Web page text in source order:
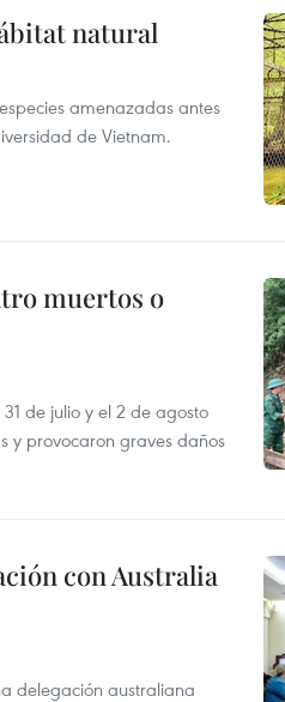
natural
amenazadas antes
de Vietnam.
muertos o
de julio y el 2 de agosto
y provocaron graves daños
con Australia
delegación australiana